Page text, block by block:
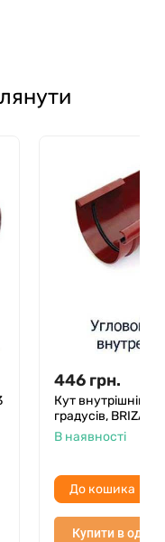
446 грн.
Кут внутрішній/
градусів, BRIZA
В наявності
До кошика
Купити в один